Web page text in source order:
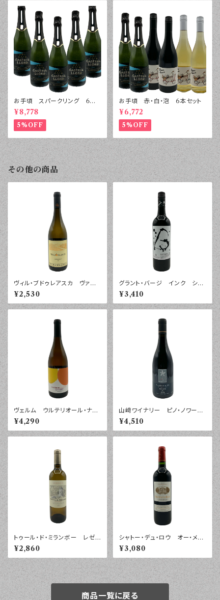
お手頃 スパークリング 6本
セット
¥8,778
5%OFF
お手頃 赤・白・泡 6本セット
¥6,772
5%OFF
その他の商品
ヴィル・ブドゥレアスカ ヴァイ
ン・イン・フレイム シャルド
ネ ルーマニア ２０２５年 ７
５０ｍｌ
¥2,530
グラント・バージ インク シラ
ーズ バロッサ・ヴァレー ２０
２５年 ７５０ｍｌ
¥3,410
ヴェルム ウルテリオール・ナラ
ンハ カスティーリャ・ラ・マンチ
ャ ２０２３年 ７５０ｍｌ
¥4,290
山﨑ワイナリー ピノ・ノワー
ル 紺 ２０２４年 ７５０ｍｌ
¥4,510
トゥール・ド・ミランボー レゼル
ヴ ブラン アントル・ドゥ・メー
ル ２０２４年 ７５０ｍｌ
¥2,860
シャトー・デュ・ロウ オー・メド
ック ２０１８年 ７５０ｍｌ
¥3,080
商品一覧に戻る